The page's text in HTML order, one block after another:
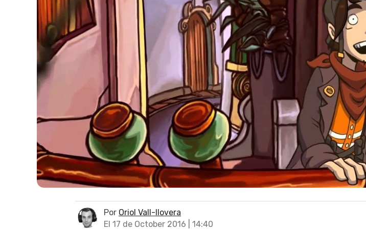
Por Oriol Vall-llovera
El 17 de October 2016 | 14:40